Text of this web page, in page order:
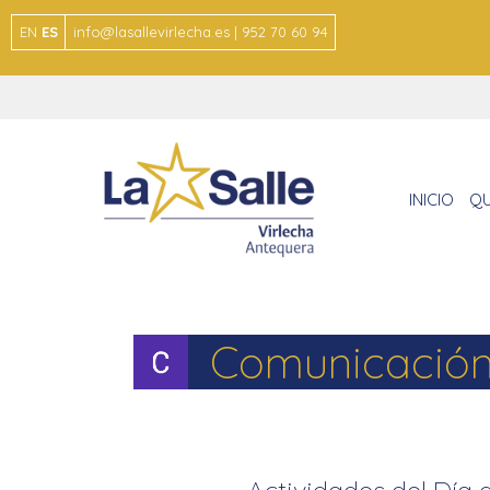
EN ES info@lasallevirlecha.es | 952 70 60 94
INICIO